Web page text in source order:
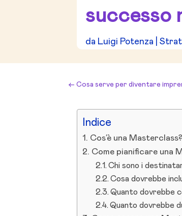
successo
da Luigi Potenza |
←Cosa serve per diventare
Indice
Cos’è una Masterclass?
Come pianificare una
Chi sono i
Cosa dovrebbe
Quanto dovrebbe
Quanto dovrebbe